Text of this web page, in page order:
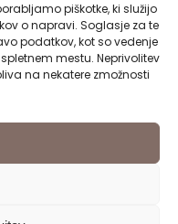
piškotke, ki služijo
o napravi. Soglasje za te
podatkov, kot so vedenje
mestu. Neprivolitev
na nekatere zmožnosti